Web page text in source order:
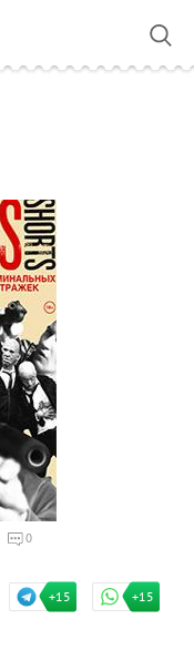
0
+15 +15